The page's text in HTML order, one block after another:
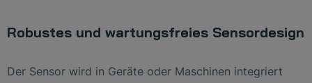
Robustes und wartungsfreies Sensordesign
Der Sensor wird in Geräte oder Maschinen integriert